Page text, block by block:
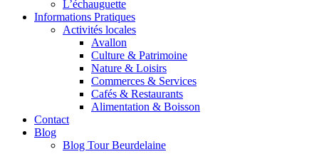
L’échauguette
Informations Pratiques
Activités locales
Avallon
Culture & Patrimoine
Nature & Loisirs
Commerces & Services
Cafés & Restaurants
Alimentation & Boisson
Contact
Blog
Blog Tour Beurdelaine